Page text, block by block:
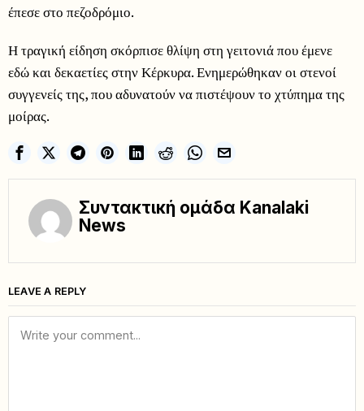
έπεσε στο πεζοδρόμιο.
Η τραγική είδηση σκόρπισε θλίψη στη γειτονιά που έμενε
εδώ και δεκαετίες στην Κέρκυρα. Ενημερώθηκαν οι στενοί
συγγενείς της, που αδυνατούν να πιστέψουν το χτύπημα της
μοίρας.
Συντακτική ομάδα Kanalaki
News
LEAVE A REPLY